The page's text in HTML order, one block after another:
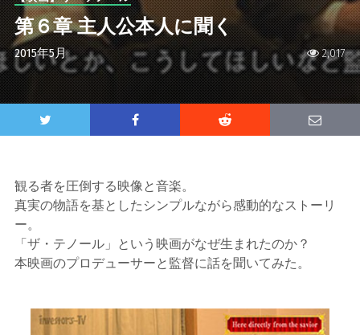
2,017
第６章 主人公本人に聞く
2015年5月
観る者を圧倒する映像と音楽。
真実の物語を基としたシンプルながら感動的なストーリ
ー。
「ザ・テノール」という映画がなぜ生まれたのか？
本映画のプロデューサーと監督に話を聞いてみた。